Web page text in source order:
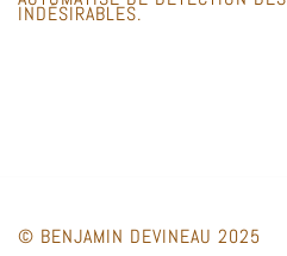
INDÉSIRABLES.
© BENJAMIN DEVINEAU 2025